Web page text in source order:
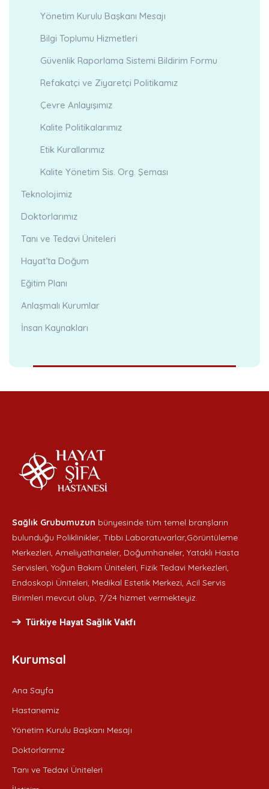
Yönetim Kurulu Başkanı Mesajı
Bilgi Toplumu Hizmetleri
Güvenlik Raporlama Sistemi Bildirim Formu
Refakatçi ve Ziyaretçi Politikamız
Çevre Anlayışımız
Kalite Politikalarımız
Etik Kurallarımız
Kalite Yönetim Sis. Org. Şeması
Teknolojimiz
Doktorlarımız
Tanı ve Tedavi Üniteleri
Hayat’ta Doğum
Eğitim Planı
Anlaşmalı Kurumlar
İnsan Kaynakları
Sağlık Grubumuzun bünyesinde tüm temel branşların
bulunduğu Poliklinikler, Tıbbı Laboratuvarlar,Görüntüleme
Merkezleri, Ameliyathaneler, Doğumhaneler, Yataklı Hasta
Servisleri, Yoğun Bakım Üniteleri, Fizik Tedavi Merkezleri,
Endoskopi Üniteleri, Medikal Estetik Merkezi, Acil Servis
Birimleri mevcut olup, 7/24 hizmet vermekteyiz.
Türkiye Hayat Sağlık Vakfı
Kurumsal
Ana Sayfa
Hastanemiz
Yönetim Kurulu Başkanı Mesajı
Doktorlarımız
Tanı ve Tedavi Üniteleri